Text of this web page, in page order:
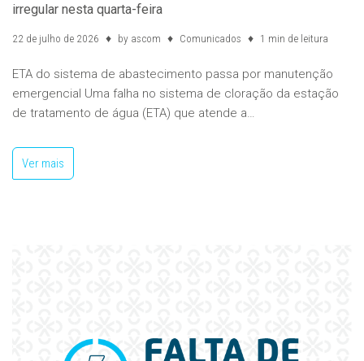
irregular nesta quarta-feira
22 de julho de 2026 by ascom Comunicados 1 min de leitura
ETA do sistema de abastecimento passa por manutenção
emergencial Uma falha no sistema de cloração da estação
de tratamento de água (ETA) que atende a…
Ver mais